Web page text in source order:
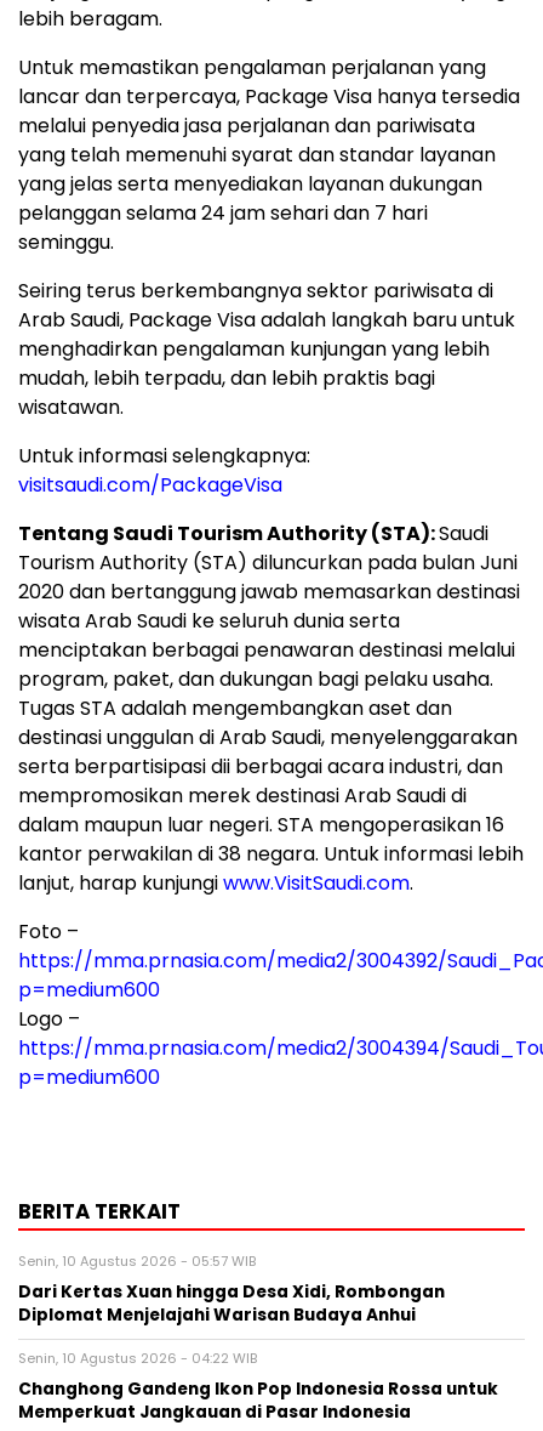
lebih beragam.
Untuk memastikan pengalaman perjalanan yang
lancar dan terpercaya, Package Visa hanya tersedia
melalui penyedia jasa perjalanan dan pariwisata
yang telah memenuhi syarat dan standar layanan
yang jelas serta menyediakan layanan dukungan
pelanggan selama 24 jam sehari dan 7 hari
seminggu.
Seiring terus berkembangnya sektor pariwisata di
Arab Saudi, Package Visa adalah langkah baru untuk
menghadirkan pengalaman kunjungan yang lebih
mudah, lebih terpadu, dan lebih praktis bagi
wisatawan.
Untuk informasi selengkapnya:
visitsaudi.com/PackageVisa
Tentang Saudi Tourism Authority (STA):Saudi
Tourism Authority (STA) diluncurkan pada bulan Juni
2020 dan bertanggung jawab memasarkan destinasi
wisata Arab Saudi ke seluruh dunia serta
menciptakan berbagai penawaran destinasi melalui
program, paket, dan dukungan bagi pelaku usaha.
Tugas STA adalah mengembangkan aset dan
destinasi unggulan di Arab Saudi, menyelenggarakan
serta berpartisipasi dii berbagai acara industri, dan
mempromosikan merek destinasi Arab Saudi di
dalam maupun luar negeri. STA mengoperasikan 16
kantor perwakilan di 38 negara. Untuk informasi lebih
lanjut, harap kunjungiwww.VisitSaudi.com.
Foto –
https://mma.prnasia.com/media2/3004392/
p=medium600
Logo –
https://mma.prnasia.com/media2/3004394/
p=medium600
BERITA TERKAIT
Senin, 10 Agustus 2026 - 05:57 WIB
Dari Kertas Xuan hingga Desa Xidi, Rombongan
Diplomat Menjelajahi Warisan Budaya Anhui
Senin, 10 Agustus 2026 - 04:22 WIB
Changhong Gandeng Ikon Pop Indonesia Rossa untuk
Memperkuat Jangkauan di Pasar Indonesia